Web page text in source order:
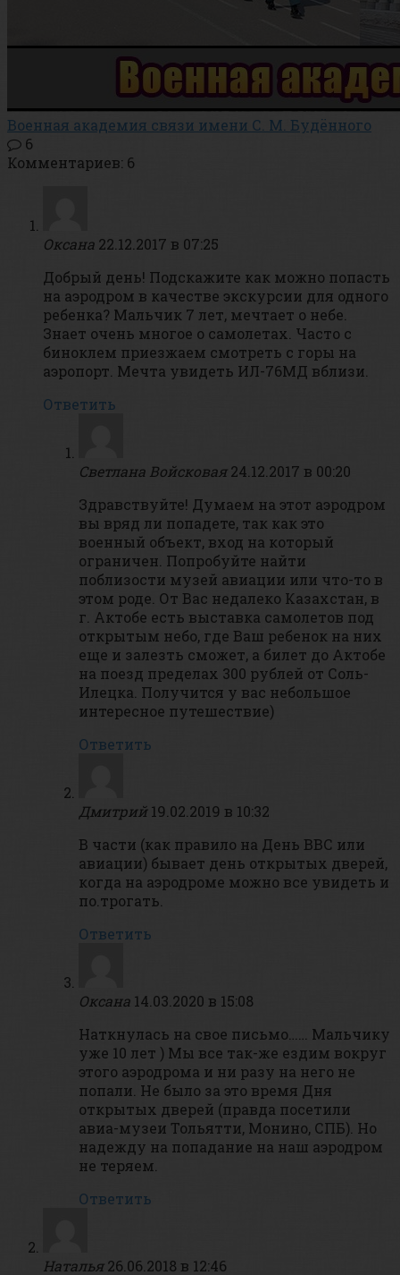
Военная академия связи имени С. М. Будённого
6
Комментариев: 6
Оксана 22.12.2017 в 07:25
Добрый день! Подскажите как можно попасть
на аэродром в качестве экскурсии для одного
ребенка? Мальчик 7 лет, мечтает о небе.
Знает очень многое о самолетах. Часто с
биноклем приезжаем смотреть с горы на
аэропорт. Мечта увидеть ИЛ-76МД вблизи.
Ответить
Светлана Войсковая 24.12.2017 в 00:20
Здравствуйте! Думаем на этот аэродром
вы вряд ли попадете, так как это
военный объект, вход на который
ограничен. Попробуйте найти
поблизости музей авиации или что-то в
этом роде. От Вас недалеко Казахстан, в
г. Актобе есть выставка самолетов под
открытым небо, где Ваш ребенок на них
еще и залезть сможет, а билет до Актобе
на поезд пределах 300 рублей от Соль-
Илецка. Получится у вас небольшое
интересное путешествие)
Ответить
Дмитрий 19.02.2019 в 10:32
В части (как правило на День ВВС или
авиации) бывает день открытых дверей,
когда на аэродроме можно все увидеть и
по.трогать.
Ответить
Оксана 14.03.2020 в 15:08
Наткнулась на свое письмо…… Мальчику
уже 10 лет ) Мы все так-же ездим вокруг
этого аэродрома и ни разу на него не
попали. Не было за это время Дня
открытых дверей (правда посетили
авиа-музеи Тольятти, Монино, СПБ). Но
надежду на попадание на наш аэродром
не теряем.
Ответить
Наталья 26.06.2018 в 12:46